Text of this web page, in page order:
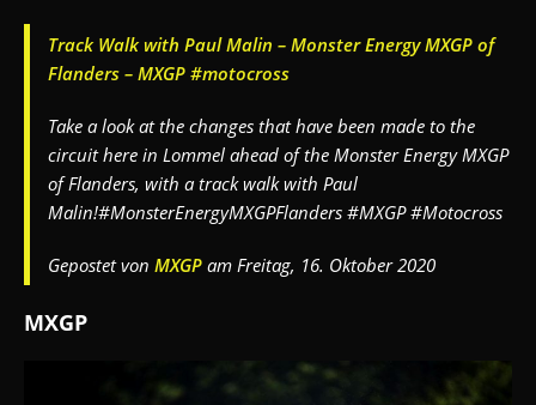
Track Walk with Paul Malin – Monster Energy MXGP of
Flanders – MXGP #motocross
Take a look at the changes that have been made to the
circuit here in Lommel ahead of the Monster Energy MXGP
of Flanders, with a track walk with Paul
Malin!#MonsterEnergyMXGPFlanders #MXGP #Motocross
Gepostet von MXGP am Freitag, 16. Oktober 2020
MXGP